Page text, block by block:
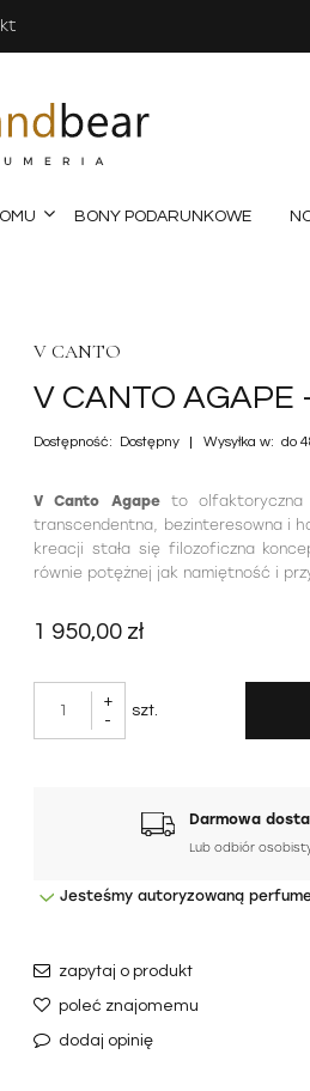
BONY PODARUNKOWE
V CANTO
V CANTO AGAPE
Dostępność: Dostępny Wysyłka w: do
V Canto Agapeto olfaktoryczna
transcendentna, bezinteresowna i
kreacji stała się filozoficzna
równie potężnej jak namiętność i
1 950,00 zł
+
-
szt.
Darmowa
Lub odbiór
Jesteśmy autoryzowaną
zapytaj o produkt
poleć znajomemu
dodaj opinię